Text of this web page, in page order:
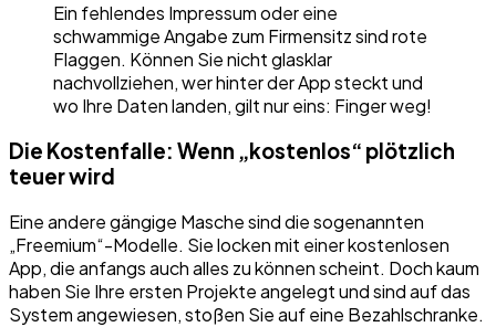
Ein fehlendes Impressum oder eine
schwammige Angabe zum Firmensitz sind rote
Flaggen. Können Sie nicht glasklar
nachvollziehen, wer hinter der App steckt und
wo Ihre Daten landen, gilt nur eins: Finger weg!
Die Kostenfalle: Wenn „kostenlos“ plötzlich
teuer wird
Eine andere gängige Masche sind die sogenannten
„Freemium“-Modelle. Sie locken mit einer kostenlosen
App, die anfangs auch alles zu können scheint. Doch kaum
haben Sie Ihre ersten Projekte angelegt und sind auf das
System angewiesen, stoßen Sie auf eine Bezahlschranke.